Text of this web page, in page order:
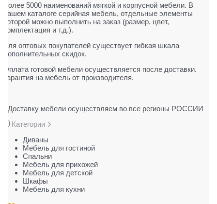
Более 5000 наименований мягкой и корпусной мебели. В
нашем каталоге серийная мебель, отдельные элементы
которой можно выполнить на заказ (размер, цвет,
комплектация и т.д.).
Для оптовых покупателей существует гибкая шкала
дополнительных скидок.
Оплата готовой мебели осуществляется после доставки.
Гарантия на мебель от производителя.
Доставку мебели осуществляем во все регионы РОССИИ
Категории
Диваны
Мебель для гостиной
Cпальни
Мебель для прихожей
Мебель для детской
Шкафы
Мебель для кухни